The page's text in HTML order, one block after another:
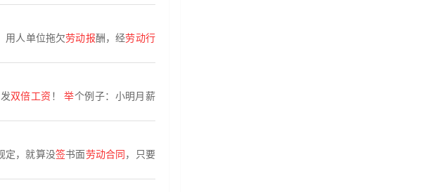
用人单位拖欠劳动报酬，经劳动行
双倍工资 ！举个例子：小明月薪
定，就算没签书面劳动合同，只要